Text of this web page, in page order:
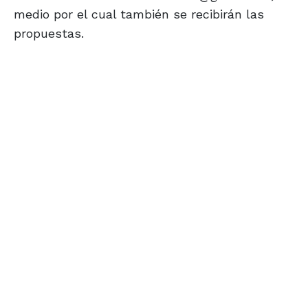
medio por el cual también se recibirán las
propuestas.